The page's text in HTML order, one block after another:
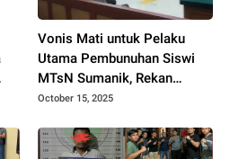
Vonis Mati untuk Pelaku
Utama Pembunuhan Siswi
MTsN Sumanik, Rekan
Dihukum 18 Tahun Penjara
October 15, 2025